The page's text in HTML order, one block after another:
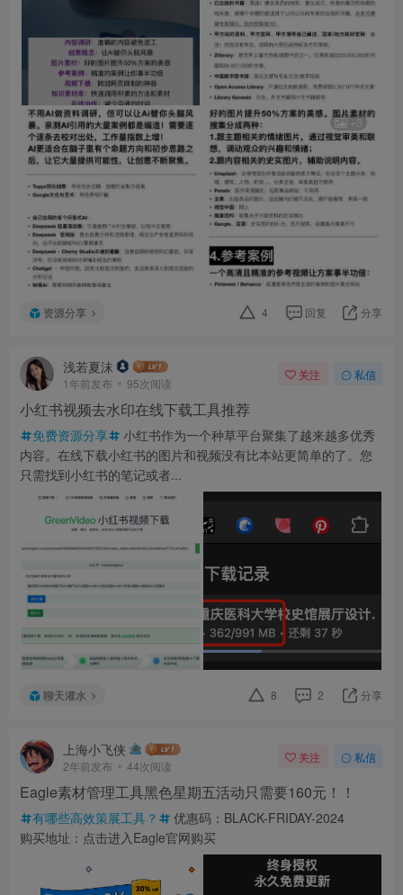
+3
资源分享 4 回复 分享
浅若夏沫
1年前发布 95次阅读
关注 私信
小红书视频去水印在线下载工具推荐
免费资源分享
小红书作为一个种草平台聚集了越来越多优秀
内容。在线下载小红书的图片和视频没有比本站更简单的了。您
只需找到小红书的笔记或者...
聊天灌水 8 2 分享
上海小飞侠
2年前发布 44次阅读
关注 私信
Eagle素材管理工具黑色星期五活动只需要160元！！
有哪些高效策展工具？
优惠码：BLACK-FRIDAY-2024
购买地址：点击进入Eagle官网购买